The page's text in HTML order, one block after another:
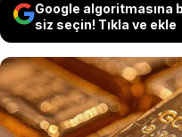
Google algoritmasına
siz seçin! Tıkla ve ekle
Küresel